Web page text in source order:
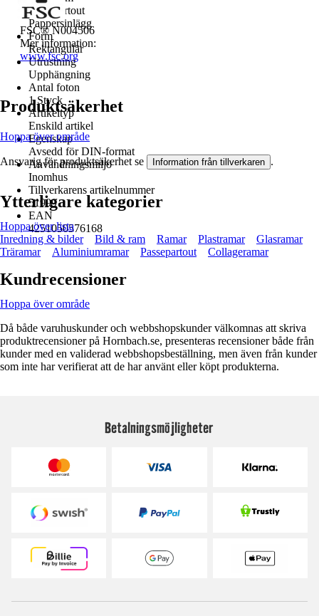
Passepartout
Pappersinlägg
Form
Rektangulär
Utrustning
Upphängning
Antal foton
1 Styck
Artikeltyp
Enskild artikel
Egenskap
Avsedd för DIN-format
Användningsmiljö
Inomhus
Tillverkarens artikelnummer
51999
EAN
4251050576168
FSC® N004506
Mer information:
www.fsc.org
Produktsäkerhet
Hoppa över område
Ansvarig för produktsäkerhet se Information från tillverkaren .
Ytterligare kategorier
Hoppa över lista
Inredning & bilder
Bild & ram Ramar Plastramar
Glasramar
Träramar
Aluminiumramar Passepartout Collageramar
Kundrecensioner
Hoppa över område
Då både varuhuskunder och webbshopskunder välkomnas att skriva
produktrecensioner på Hornbach.se, presenteras recensioner både från
kunder med en validerad webbshopsbeställning, men även från kunder
som inte har verifierat att de har använt eller köpt produkterna.
Betalningsmöjligheter